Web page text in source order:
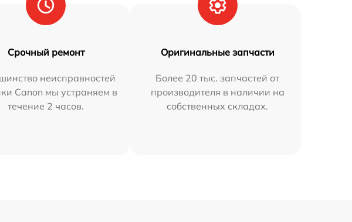
Срочный ремонт
неисправностей
Canon мы устраняем в
течение 2 часов.
Оригинальные запчасти
Более 20 тыс. запчастей от
производителя в наличии на
собственных складах.